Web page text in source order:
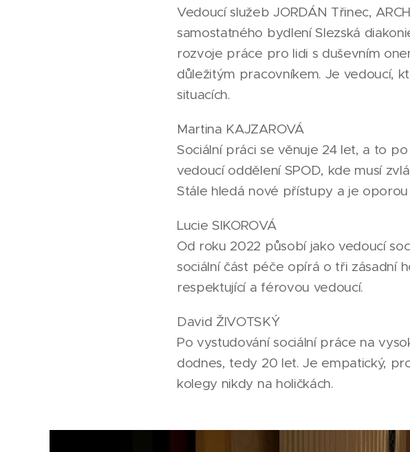
Vedoucí služeb JORDÁN Třinec,
samostatného bydlení Slezská
rozvoje práce pro lidi s duševním
důležitým pracovníkem. Je vedoucí,
situacích.
Martina KAJZAROVÁ
Sociální práci se věnuje 24 let, a to
vedoucí oddělení SPOD, kde musí
Stále hledá nové přístupy a je
Lucie SIKOROVÁ
Od roku 2022 působí jako vedoucí
sociální část péče opírá o tři zásadní
respektující a férovou vedoucí.
David ŽIVOTSKÝ
Po vystudování sociální práce na
dodnes, tedy 20 let. Je empatický,
kolegy nikdy na holičkách.